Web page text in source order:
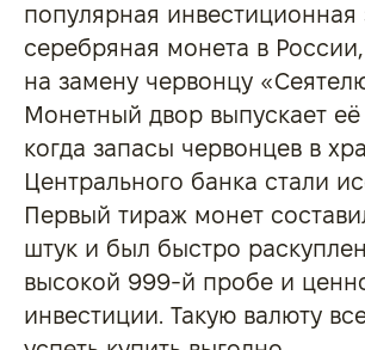
популярная инвестиционная
серебряная монета в
на замену червонцу
Монетный двор выпускает её
когда запасы червонцев в
Центрального банка стали
Первый тираж монет
штук и был быстро
высокой 999-й пробе и
инвестиции. Такую валюту